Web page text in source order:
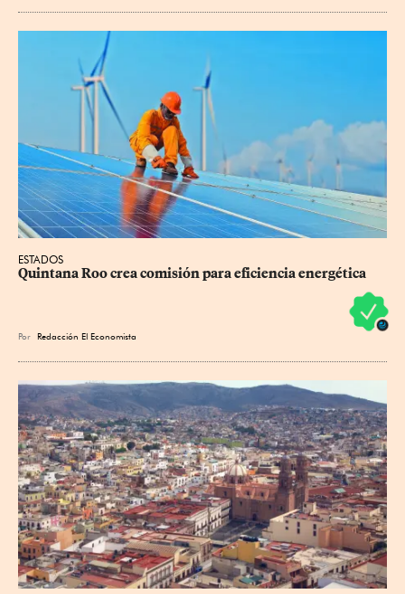
ESTADOS
Quintana Roo crea comisión para eficiencia energética
Por Redacción El Economista